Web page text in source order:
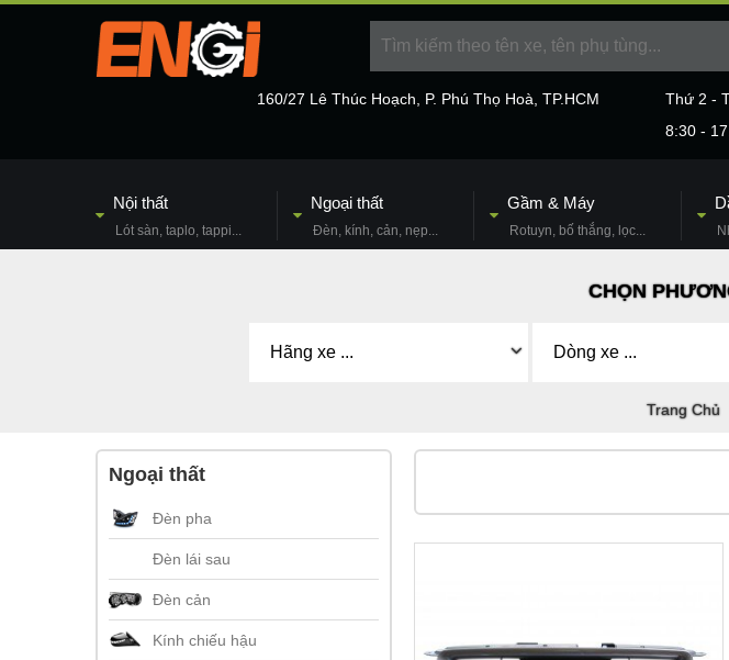
160/27 Lê Thúc Hoạch, P. Phú Thọ Hoà, TP.HCM
Thứ 2 -
8:30 -
Nội thất
Lót sàn, taplo, tappi...
Ngoại thất
Đèn, kính, cản, nẹp...
Gầm & Máy
Rotuyn, bố thắng, lọc...
CHỌN
Trang Chủ
Ngoại thất
Đèn pha
Đèn lái sau
Đèn cản
Kính chiếu hậu